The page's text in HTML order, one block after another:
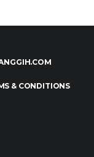
& CONDITIONS